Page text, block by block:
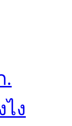
.
ง